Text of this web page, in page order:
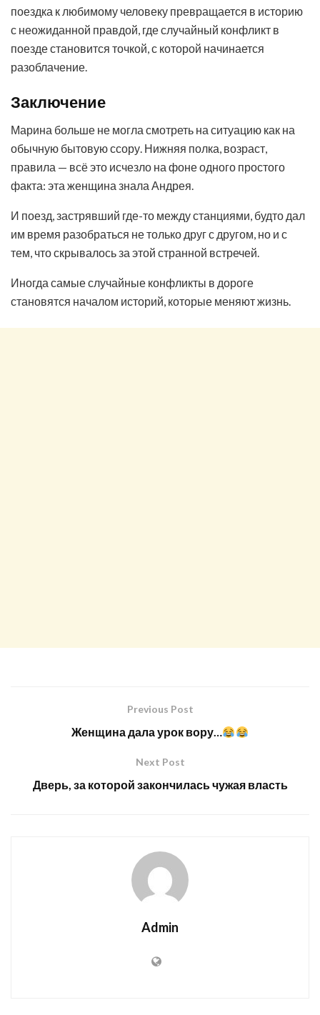
поездка к любимому человеку превращается в историю
с неожиданной правдой, где случайный конфликт в
поезде становится точкой, с которой начинается
разоблачение.
Заключение
Марина больше не могла смотреть на ситуацию как на
обычную бытовую ссору. Нижняя полка, возраст,
правила — всё это исчезло на фоне одного простого
факта: эта женщина знала Андрея.
И поезд, застрявший где-то между станциями, будто дал
им время разобраться не только друг с другом, но и с
тем, что скрывалось за этой странной встречей.
Иногда самые случайные конфликты в дороге
становятся началом историй, которые меняют жизнь.
Previous Post
Женщина дала урок вору…
Next Post
Дверь, за которой закончилась чужая власть
Admin